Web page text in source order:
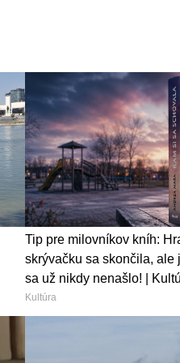
Tip pre milovníkov kníh:
skrývačku sa skončila, ale
sa už nikdy nenašlo! |
Kultúra